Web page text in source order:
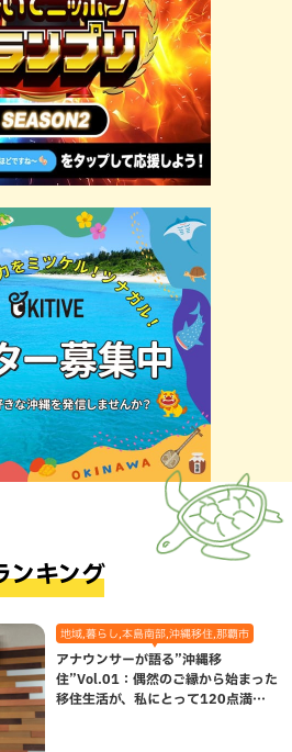
ンキング
地域,暮らし,本島南部,沖縄移住,那覇市
アナウンサーが語る”沖縄移
住”Vol.01：偶然のご縁から始まった
移住生活が、私にとって120点満点